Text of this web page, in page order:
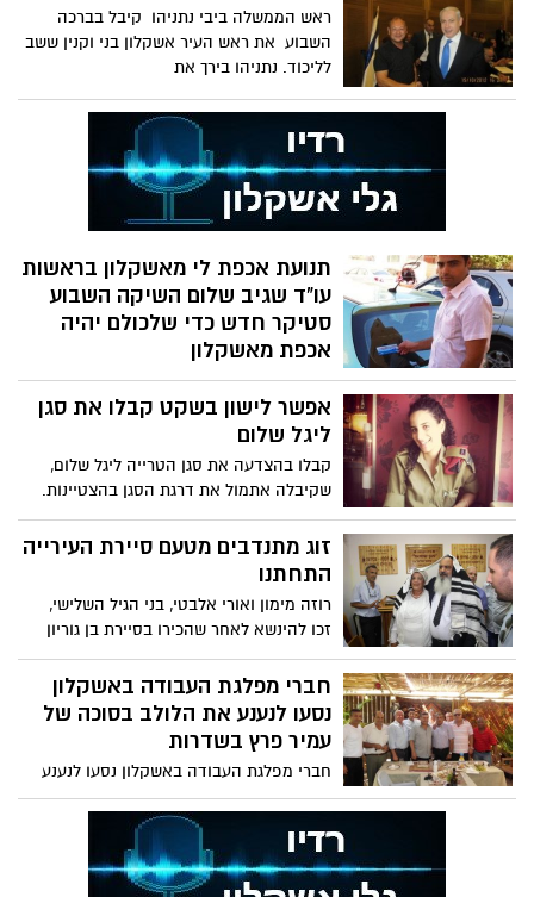
ראש הממשלה ביבי נתניהו קיבל בברכה
השבוע את ראש העיר אשקלון בני וקנין ששב
לליכוד. נתניהו בירך את
תנועת אכפת לי מאשקלון בראשות
עו"ד שגיב שלום השיקה השבוע
סטיקר חדש כדי שלכולם יהיה
אכפת מאשקלון
בשלב הראשון הסטיקר יופץ יודבק על כל
מוניות השעון ומוניות איילה (כ-100 מוניות)
כדי ליצור מודעות
אפשר לישון בשקט קבלו את סגן
ליגל שלום
קבלו בהצדעה את סגן הטרייה ליגל שלום,
שקיבלה אתמול את דרגת הסגן בהצטיינות.
ליגל התלבטה רבות בקריירה
זוג מתנדבים מטעם סיירת העירייה
התחתנו
רוזה מימון ואורי אלבטי, בני הגיל השלישי,
זכו להינשא לאחר שהכירו בסיירת בן גוריון
שמפעילה עיריית
חברי מפלגת העבודה באשקלון
נסעו לנענע את הלולב בסוכה של
עמיר פרץ בשדרות
חברי מפלגת העבודה באשקלון נסעו לנענע
את הלולב בסוכה של עמיר פרץ בשדרות , בין
הפעילים אלי דיין יו״ר